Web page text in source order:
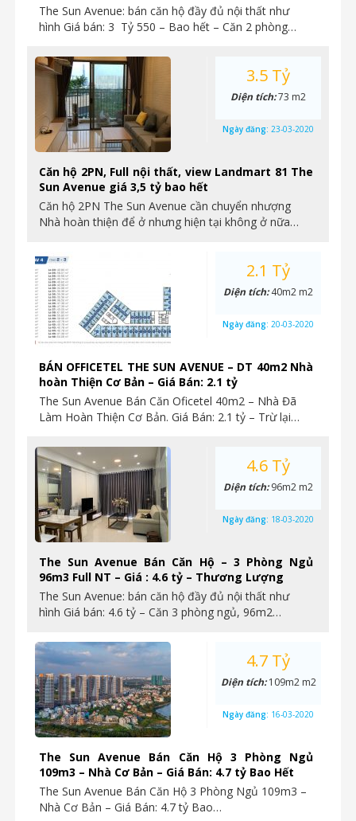
The Sun Avenue: bán căn hộ đầy đủ nội thất như
hình Giá bán: 3 Tỷ 550 – Bao hết – Căn 2 phòng…
Căn hộ 2PN, Full nội thất, view Landmart 81 The
Sun Avenue giá 3,5 tỷ bao hết
Căn hộ 2PN The Sun Avenue cần chuyển nhượng
Nhà hoàn thiện để ở nhưng hiện tại không ở nữa…
3.5 Tỷ
Diện tích:73 m2
Ngày đăng: 23-03-2020
BÁN OFFICETEL THE SUN AVENUE – DT 40m2 Nhà
hoàn Thiện Cơ Bản – Giá Bán: 2.1 tỷ
The Sun Avenue Bán Căn Oficetel 40m2 – Nhà Đã
Làm Hoàn Thiện Cơ Bản. Giá Bán: 2.1 tỷ – Trừ lại…
2.1 Tỷ
Diện tích:40m2 m2
Ngày đăng: 20-03-2020
The Sun Avenue Bán Căn Hộ – 3 Phòng Ngủ
96m3 Full NT – Giá : 4.6 tỷ – Thương Lượng
The Sun Avenue: bán căn hộ đầy đủ nội thất như
hình Giá bán: 4.6 tỷ – Căn 3 phòng ngủ, 96m2…
4.6 Tỷ
Diện tích:96m2 m2
Ngày đăng: 18-03-2020
The Sun Avenue Bán Căn Hộ 3 Phòng Ngủ
109m3 – Nhà Cơ Bản – Giá Bán: 4.7 tỷ Bao Hết
The Sun Avenue Bán Căn Hộ 3 Phòng Ngủ 109m3 –
Nhà Cơ Bản – Giá Bán: 4.7 tỷ Bao…
4.7 Tỷ
Diện tích:109m2 m2
Ngày đăng: 16-03-2020